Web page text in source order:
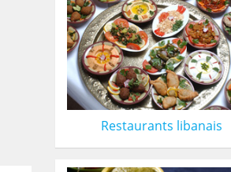
Restaurants libanais